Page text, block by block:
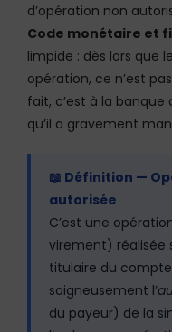
d’opération non
Code monétaire et
limpide : dès lors que
opération, ce n’est
fait, c’est à la banque
qu’il a gravement
📖 Définition —
autorisée
C’est une
virement) réalisée
titulaire du
soigneusement l’
du payeur) de la